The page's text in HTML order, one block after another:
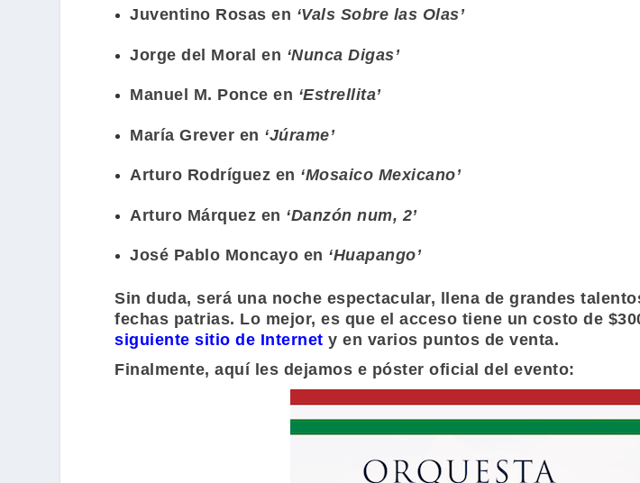
Juventino Rosas en ‘Vals Sobre las Olas’
Jorge del Moral en ‘Nunca Digas’
Manuel M. Ponce en ‘Estrellita’
María Grever en ‘Júrame’
Arturo Rodríguez en ‘Mosaico Mexicano’
Arturo Márquez en ‘Danzón num, 2’
José Pablo Moncayo en ‘Huapango’
Sin duda, será una noche espectacular, llena de grandes
fechas patrias. Lo mejor, es que el acceso tiene un costo de
siguiente sitio de Internet y en varios puntos de venta.
Finalmente, aquí les dejamos e póster oficial del evento: